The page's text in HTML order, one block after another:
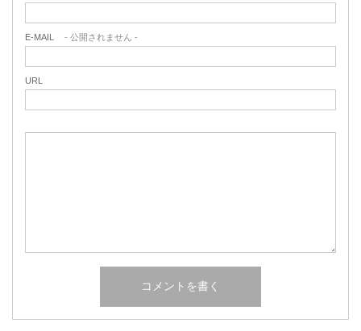
E-MAIL - 公開されません -
URL